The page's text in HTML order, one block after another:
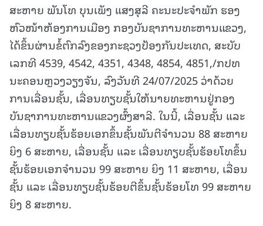
ສະຫາຍ ພັນໂທ ບຸນເພັງ ແສງສຸລີ ຄະນະປະຈໍາພັກ ຮອງ
ຫົວໜ້າຫ້ອງການເມືອງ ກອງບັນຊາການທະຫານແຂວງ,
ໄດ້ຂຶ້ນຜ່ານຂໍ້ຕົກລົງຂອງກະຊວງປ້ອງກັນປະເທດ, ສະບັບ
ເລກທີ 4539, 4542, 4351, 4348, 4854, 4851,/ກປທ
ນະຄອນຫຼວງວຽງຈັນ, ລົງວັນທີ 24/07/2025 ວ່າດ້ວຍ
ການເລື່ອນຊັ້ນ, ເລື່ອນທຽບຊັ້ນໃຫ້ນາຍທະຫານຢູ່ກອງ
ບັນຊາການທະຫານແຂວງຜົ້ງສາລີ. ໃນນີ້, ເລື່ອນຊັ້ນ ແລະ
ເລື່ອນທຽບຊັ້ນຮ້ອຍເອກຂຶ້ນຊັ້ນພັນຕີຈໍານວນ 88 ສະຫາຍ
ຍິງ 6 ສະຫາຍ, ເລື່ອນຊັ້ນ ແລະ ເລື່ອນທຽບຊັ້ນຮ້ອຍໂທຂຶ້ນ
ຊັ້ນຮ້ອຍເອກຈໍານວນ 99 ສະຫາຍ ຍິງ 11 ສະຫາຍ, ເລື່ອນ
ຊັ້ນ ແລະ ເລື່ອນທຽບຊັ້ນຮ້ອຍຕີຂຶ້ນຊັ້ນຮ້ອຍໂທ 99 ສະຫາຍ
ຍິງ 8 ສະຫາຍ.